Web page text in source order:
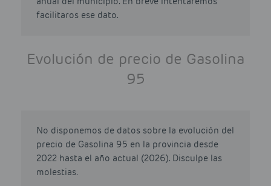
facilitaros ese dato.
Evolución de precio de Gasolina
95
No disponemos de datos sobre la evolución del
precio de Gasolina 95 en la provincia desde
2022 hasta el año actual (2026). Disculpe las
molestias.